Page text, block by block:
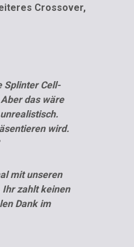
Crossover,
Splinter Cell-
das wäre
wird.
mit unseren
Ihr zahlt keinen
Dank im